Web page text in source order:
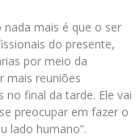
mais é que o ser
do presente,
por meio da
mais reuniões
no final da tarde. Ele vai
preocupar em fazer o
lado humano”.